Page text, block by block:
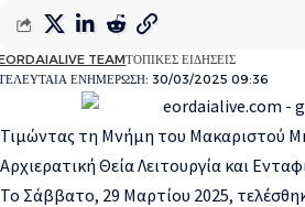
ΕΝΗΜΕΡΩΣΗ: 30/03/2025 09:36
TEAMΤΟΠΙΚΕΣ ΕΙΔΗΣΕΙΣ
Τιμώντας τη Μνήμη του Μακαριστού
Αρχιερατική Θεία Λειτουργία και
Το Σάββατο, 29 Μαρτίου 2025,